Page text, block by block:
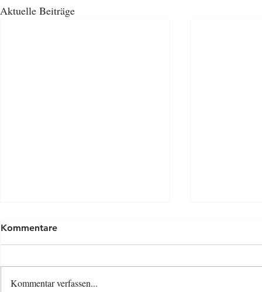
Aktuelle Beiträge
Kommentare
Kommentar verfassen...